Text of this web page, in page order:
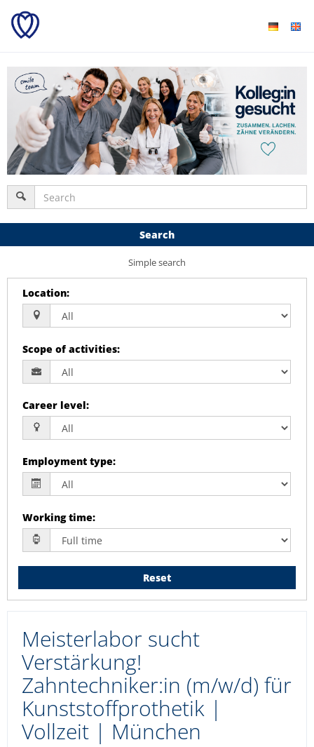
Search
Simple search
Location:
Scope of activities:
Career level:
Employment type:
Working time:
Reset
Meisterlabor sucht
Verstärkung!
Zahntechniker:in (m/w/d) für
Kunststoffprothetik |
Vollzeit | München